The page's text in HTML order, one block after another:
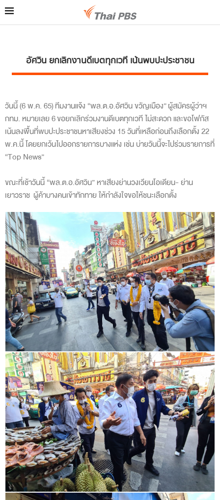
อัศวิน ยกเลิกงานดีเบตทุกเวที เน้นพบปะประชาชน
วันนี้ (6 พ.ค. 65) ทีมงานแจ้ง “พล.ต.อ.อัศวิน ขวัญเมือง”ผู้สมัครผู้ว่าฯ
กทม. หมายเลย 6ขอยกเลิกร่วมงานดีเบตทุกเวที ไม่สะดวก และขอโฟกัส
เน้นลงพื้นที่พบปะประชาชนหาเสียงช่วง 15 วันที่เหลือก่อนถึงเลือกตั้ง 22
พ.ค.นี้ โดยยกเว้นไปออกรายการบางแห่ง เช่น บ่ายวันนี้จะไปร่วมรายการที่
“Top News”
ขณะที่เช้าวันนี้ “พล.ต.อ.อัศวิน” หาเสียงย่านวงเวียนโอเดียน- ย่าน
เยาวราช ผู้ค้าบางคนเข้าทักทาย ให้กำลังใจขอให้ชนะเลือกตั้ง